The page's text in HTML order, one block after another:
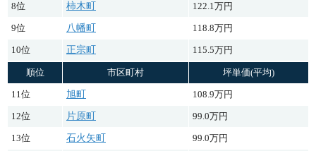
8位 柿木町 122.1万円
9位 八幡町 118.8万円
10位 正宗町 115.5万円
順位 市区町村 坪単価(平均)
11位 旭町 108.9万円
12位 片原町 99.0万円
13位 石火矢町 99.0万円